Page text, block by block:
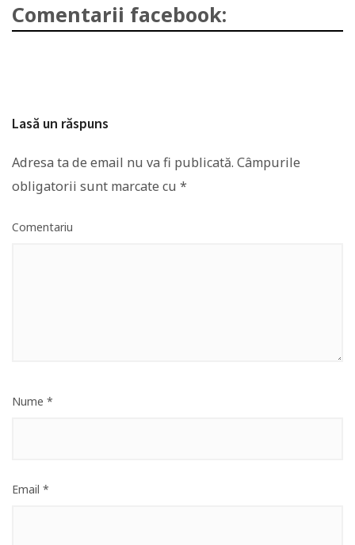
Comentarii facebook:
Lasă un răspuns
Adresa ta de email nu va fi publicată. Câmpurile
obligatorii sunt marcate cu *
Comentariu
Nume *
Email *